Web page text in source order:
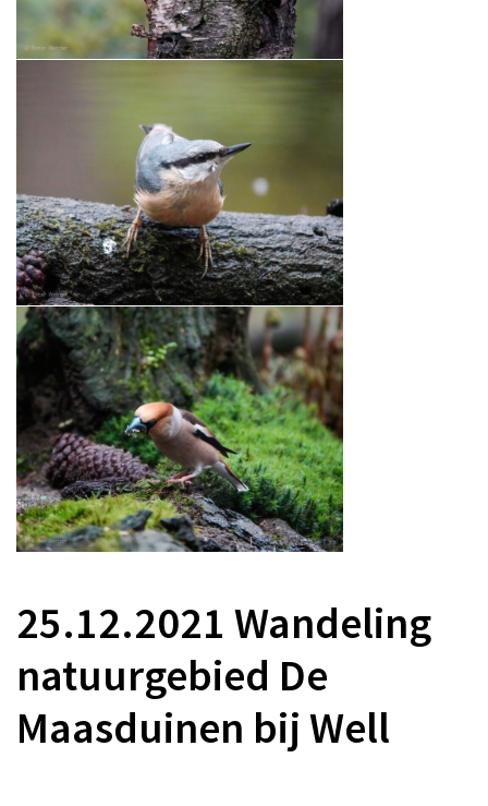
25.12.2021 Wandeling
natuurgebied De
Maasduinen bij Well